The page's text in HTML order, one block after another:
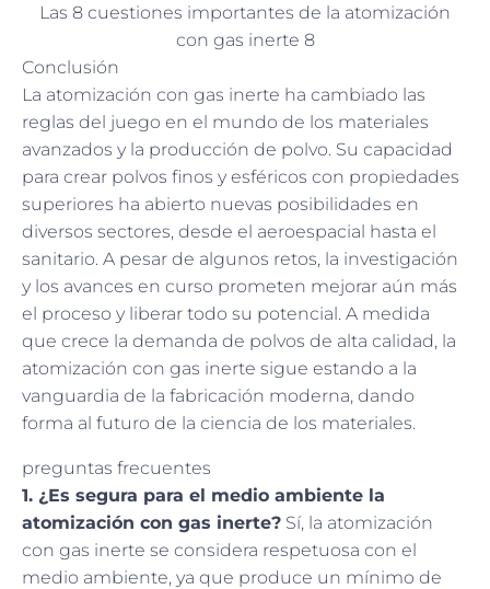
Las 8 cuestiones importantes de la atomización
con gas inerte 8
Conclusión
La atomización con gas inerte ha cambiado las
reglas del juego en el mundo de los materiales
avanzados y la producción de polvo. Su capacidad
para crear polvos finos y esféricos con propiedades
superiores ha abierto nuevas posibilidades en
diversos sectores, desde el aeroespacial hasta el
sanitario. A pesar de algunos retos, la investigación
y los avances en curso prometen mejorar aún más
el proceso y liberar todo su potencial. A medida
que crece la demanda de polvos de alta calidad, la
atomización con gas inerte sigue estando a la
vanguardia de la fabricación moderna, dando
forma al futuro de la ciencia de los materiales.
preguntas frecuentes
1. ¿Es segura para el medio ambiente la
atomización con gas inerte? Sí, la atomización
con gas inerte se considera respetuosa con el
medio ambiente, ya que produce un mínimo de